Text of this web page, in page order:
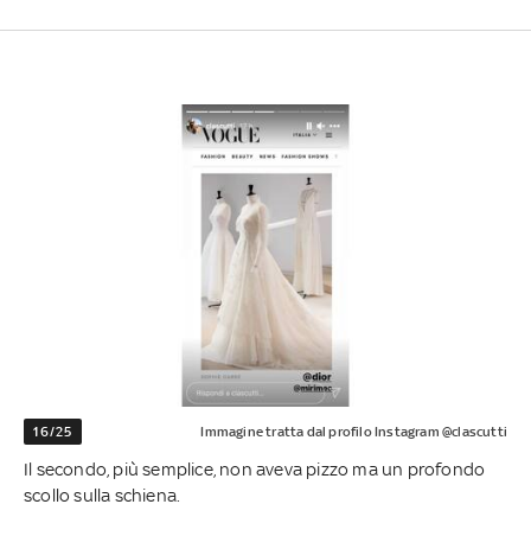
16/25 Immagine tratta dal profilo Instagram @clascutti
Il secondo, più semplice, non aveva pizzo ma un profondo
scollo sulla schiena.